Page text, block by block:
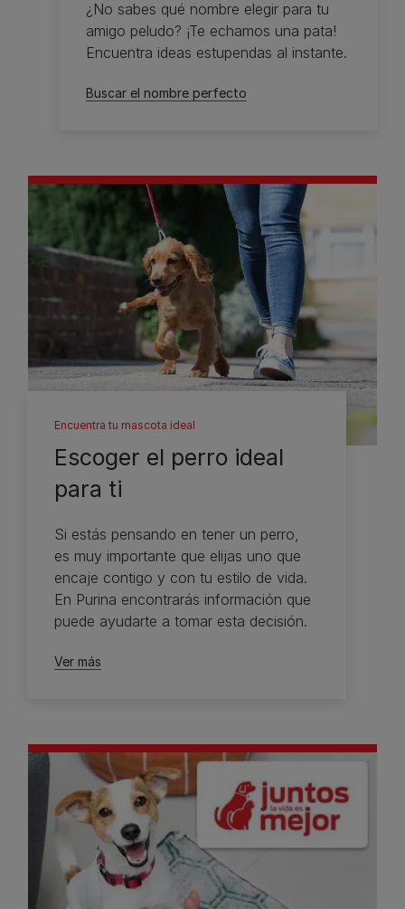
¿No sabes qué nombre elegir para tu
amigo peludo? ¡Te echamos una pata!
Encuentra ideas estupendas al instante.
Buscar el nombre perfecto
Encuentra tu mascota ideal
Escoger el perro ideal
para ti
Si estás pensando en tener un perro,
es muy importante que elijas uno que
encaje contigo y con tu estilo de vida.
En Purina encontrarás información que
puede ayudarte a tomar esta decisión.
Ver más